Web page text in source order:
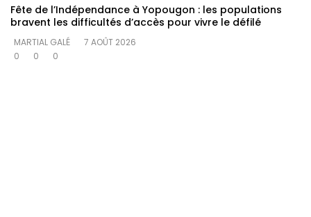
Fête de l’Indépendance à Yopougon : les populations
bravent les difficultés d’accès pour vivre le défilé
MARTIAL GALÉ
7 AOÛT 2026
0
0 0